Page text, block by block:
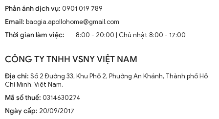
Phản ánh dịch vụ: 0901 019 789
Email: baogia.apollohome@gmail.com
Thời gian làm việc:
8:00 - 20:00 | Chủ nhật 8:00 - 17:00
CÔNG TY TNHH VSNY VIỆT NAM
Địa chỉ: Số 2 Đường 33, Khu Phố 2, Phường An Khánh, Thành phố Hồ
Chí Minh, Việt Nam.
Mã số thuế: 0314630274
Ngày cấp: 20/09/2017